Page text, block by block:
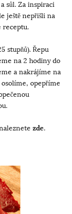
sůl. Za inspiraci
ještě nepřišli na
receptu.
stupňů). Řepu
na 2 hodiny do
a nakrájíme na
opepříme
zde.